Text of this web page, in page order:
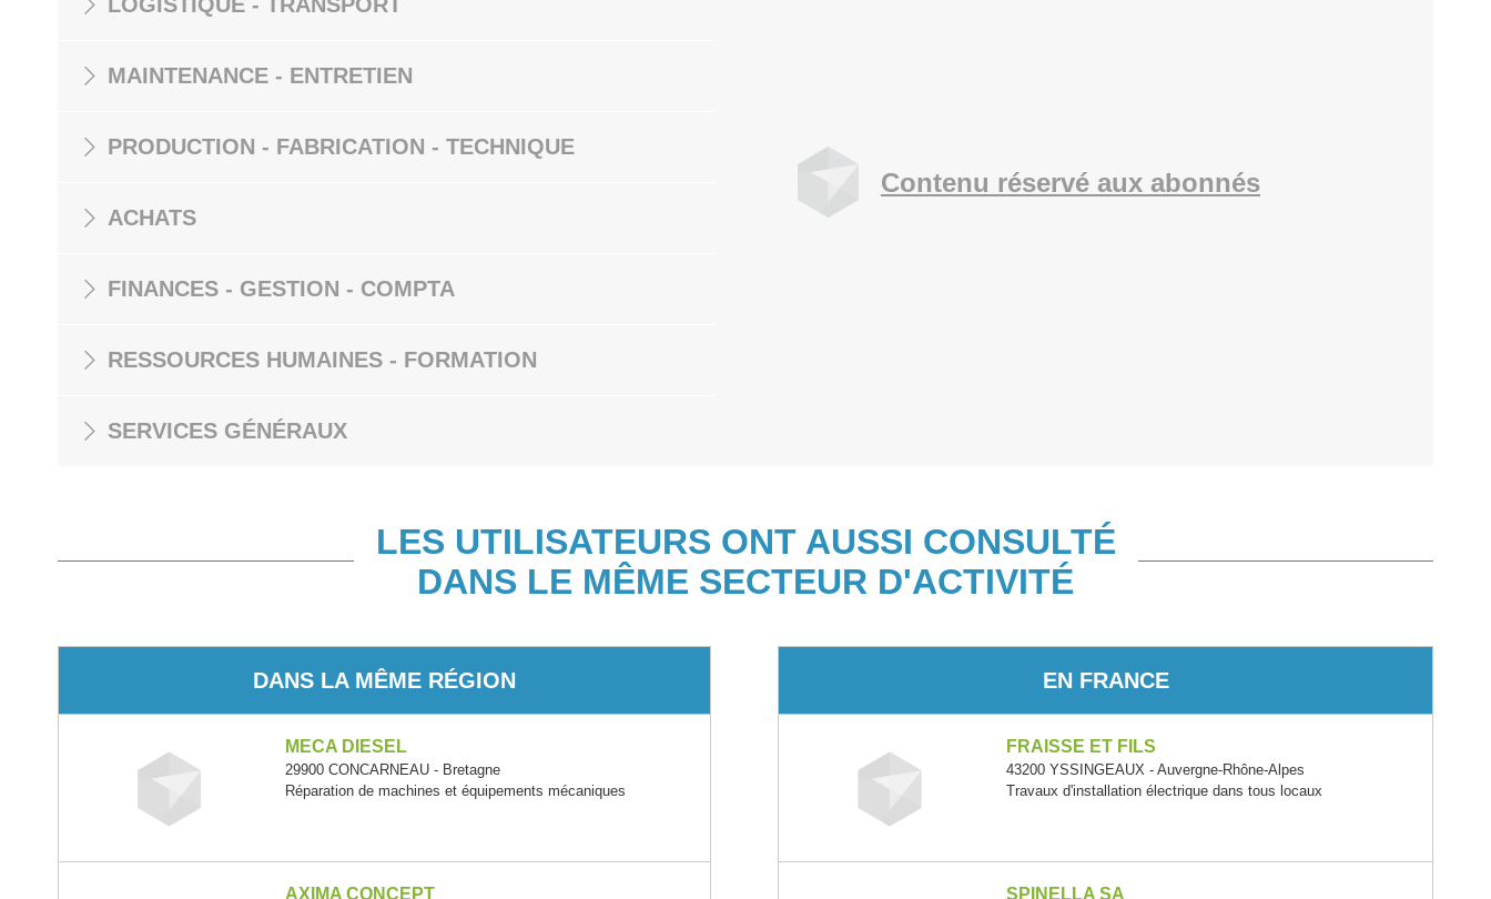
MAINTENANCE - ENTRETIEN
PRODUCTION - FABRICATION - TECHNIQUE
ACHATS
FINANCES - GESTION - COMPTA
RESSOURCES HUMAINES - FORMATION
SERVICES GÉNÉRAUX
Contenu réservé aux abonnés
LES UTILISATEURS ONT AUSSI CONSULTÉ
DANS LE MÊME SECTEUR D'ACTIVITÉ
DANS LA MÊME RÉGION
MECA DIESEL
29900 CONCARNEAU - Bretagne
Réparation de machines et équipements mécaniques
AXIMA CONCEPT
EN FRANCE
FRAISSE ET FILS
43200 YSSINGEAUX - Auvergne-Rhône-Alpes
Travaux d'installation électrique dans tous locaux
SPINELLA SA